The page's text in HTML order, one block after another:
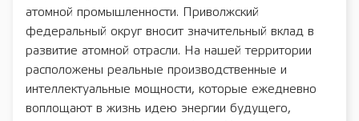
атомной промышленности. Приволжский
федеральный округ вносит значительный вклад в
развитие атомной отрасли. На нашей территории
расположены реальные производственные и
интеллектуальные мощности, которые ежедневно
воплощают в жизнь идею энергии будущего,